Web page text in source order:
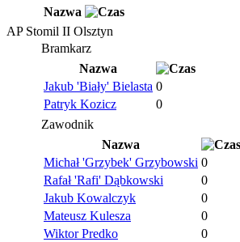
Nazwa
AP Stomil II Olsztyn
Bramkarz
Nazwa
Jakub 'Biały' Bielasta 0
Patryk Kozicz
0
Zawodnik
Nazwa
Michał 'Grzybek' Grzybowski 0
Rafał 'Rafi' Dąbkowski
0
Jakub Kowalczyk
0
Mateusz Kulesza
0
Wiktor Predko
0